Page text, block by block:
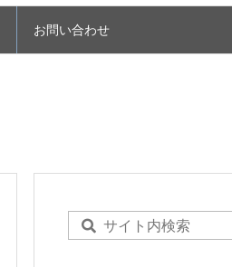
お問い合わせ